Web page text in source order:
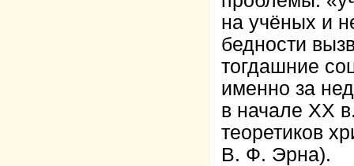
на учёных и
бедности
тогдашние
именно за
в начале XX
теоретиков
В. Ф. Эрна).